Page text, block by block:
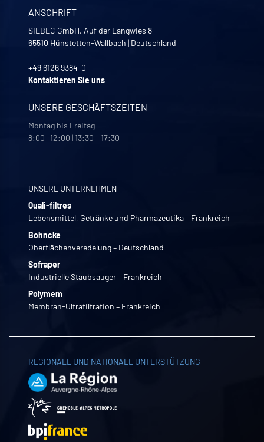
ANSCHRIFT
SIEBEC GmbH, Auf der Langwies 8
65510 Hünstetten-Wallbach | Deutschland
+49 6126 9384-0
Kontaktieren Sie uns
UNSERE GESCHÄFTSZEITEN
Montag bis Freitag
8:00 -12:00 | 13:30 - 17:30
UNSERE UNTERNEHMEN
Quali-filtres
Lebensmittel, Getränke und Pharmazeutika – Frankreich
Bohncke
Oberflächenveredelung – Deutschland
Sofraper
Industrielle Staubsauger – Frankreich
Polymem
Membran-Ultrafiltration – Frankreich
REGIONALE UND NATIONALE UNTERSTÜTZUNG